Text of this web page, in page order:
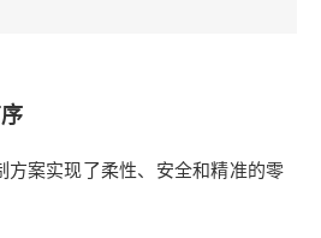
方案实现了柔性、安全和精准的零